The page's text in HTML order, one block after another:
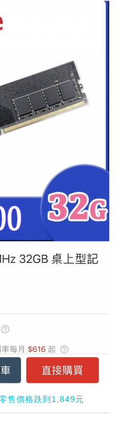
售價格跌到1,849元